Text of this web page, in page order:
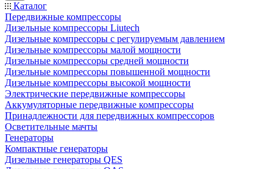
Каталог
Передвижные компрессоры
Дизельные компрессоры Liutech
Дизельные компрессоры с регулируемым давлением
Дизельные компрессоры малой мощности
Дизельные компрессоры средней мощности
Дизельные компрессоры повышенной мощности
Дизельные компрессоры высокой мощности
Электрические передвижные компрессоры
Аккумуляторные передвижные компрессоры
Принадлежности для передвижных компрессоров
Осветительные мачты
Генераторы
Компактные генераторы
Дизельные генераторы QES